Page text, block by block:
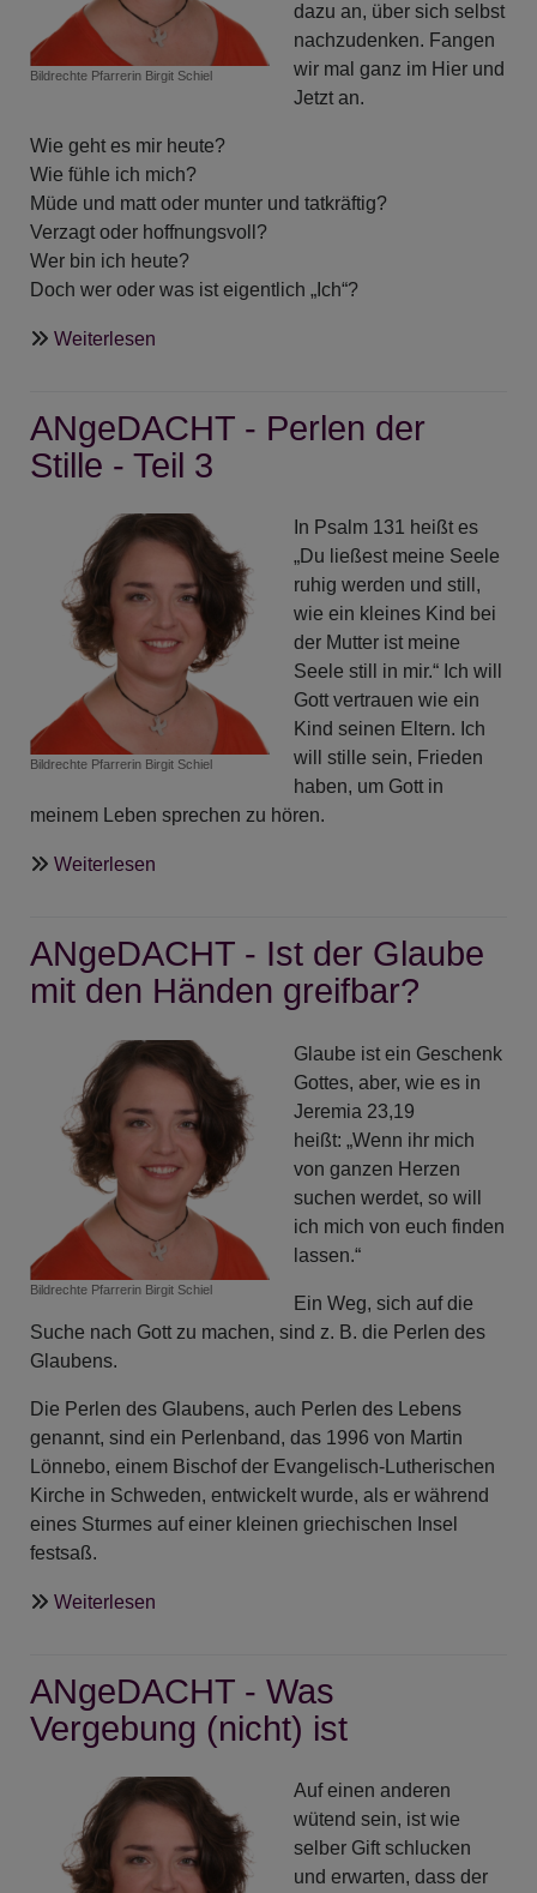
Bildrechte Pfarrerin Birgit Schiel
dazu an, über sich selbst
nachzudenken. Fangen
wir mal ganz im Hier und
Jetzt an.
Wie geht es mir heute?
Wie fühle ich mich?
Müde und matt oder munter und tatkräftig?
Verzagt oder hoffnungsvoll?
Wer bin ich heute?
Doch wer oder was ist eigentlich „Ich“?
Weiterlesen
Ich-
Perle
ANgeDACHT - Perlen der
Stille - Teil 3
Bildrechte Pfarrerin Birgit Schiel
In Psalm 131 heißt es
„Du ließest meine Seele
ruhig werden und still,
wie ein kleines Kind bei
der Mutter ist meine
Seele still in mir.“ Ich will
Gott vertrauen wie ein
Kind seinen Eltern. Ich
will stille sein, Frieden
haben, um Gott in
meinem Leben sprechen zu hören.
Weiterlesen
Perlen
der
Stille
-
Teil
ANgeDACHT - Ist der Glaube
mit den Händen greifbar?
Bildrechte Pfarrerin Birgit Schiel
Glaube ist ein Geschenk
Gottes, aber, wie es in
Jeremia 23,19
heißt: „Wenn ihr mich
von ganzen Herzen
suchen werdet, so will
ich mich von euch finden
lassen.“
Ein Weg, sich auf die
Suche nach Gott zu machen, sind z. B. die Perlen des
Glaubens.
Die Perlen des Glaubens, auch Perlen des Lebens
genannt, sind ein Perlenband, das 1996 von Martin
Lönnebo, einem Bischof der Evangelisch-Lutherischen
Kirche in Schweden, entwickelt wurde, als er während
eines Sturmes auf einer kleinen griechischen Insel
festsaß.
Weiterlesen
Ist
Glaube
mit
den
Händen
greifbar?
ANgeDACHT - Was
Vergebung (nicht) ist
Auf einen anderen
wütend sein, ist wie
selber Gift schlucken
und erwarten, dass der